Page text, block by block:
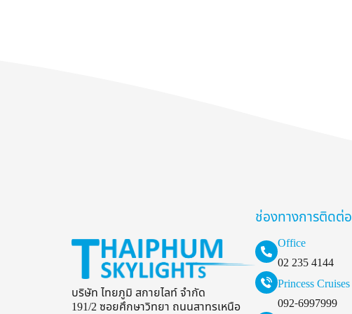
บริษัท ไทยภูมิ สกายไลท์ จำกัด
191/2 ซอยศึกษาวิทยา ถนนสาทรเหนือ
ช่องทางการติดต่อ
Office
02 235 4144
Princess Cruises
092-6997999